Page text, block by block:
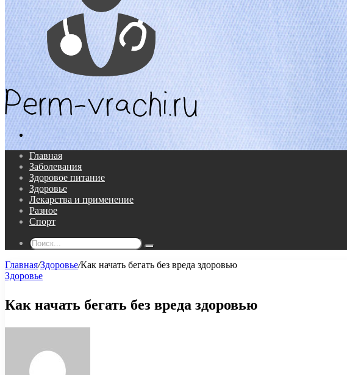
Поиск...
Главная
Заболевания
Здоровое питание
Здоровье
Лекарства и применение
Разное
Спорт
Поиск...
Главная/Здоровье/Как начать бегать без вреда здоровью
Здоровье
Как начать бегать без вреда здоровью